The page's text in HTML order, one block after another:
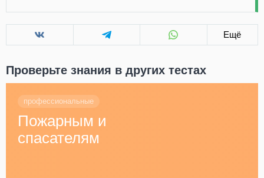
Ещё
Проверьте знания в других тестах
профессиональные
Пожарным и
спасателям